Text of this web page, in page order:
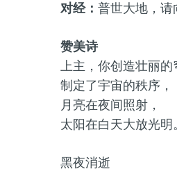
对经： 普世大地，请
赞美诗
上主，你创造壮丽的
制定了宇宙的秩序，
月亮在夜间照射，
太阳在白天大放光明
黑夜消逝